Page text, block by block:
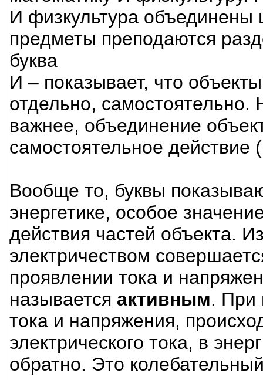
И физкультура объединены
предметы преподаются
буква
И – показывает, что
отдельно,
важнее, объединение
самостоятельное
Вообще то, буквы
энергетике, особое
действия частей объекта.
электричеством
проявлении тока и
называется активным. При
тока и напряжения,
электрического тока, в
обратно. Это